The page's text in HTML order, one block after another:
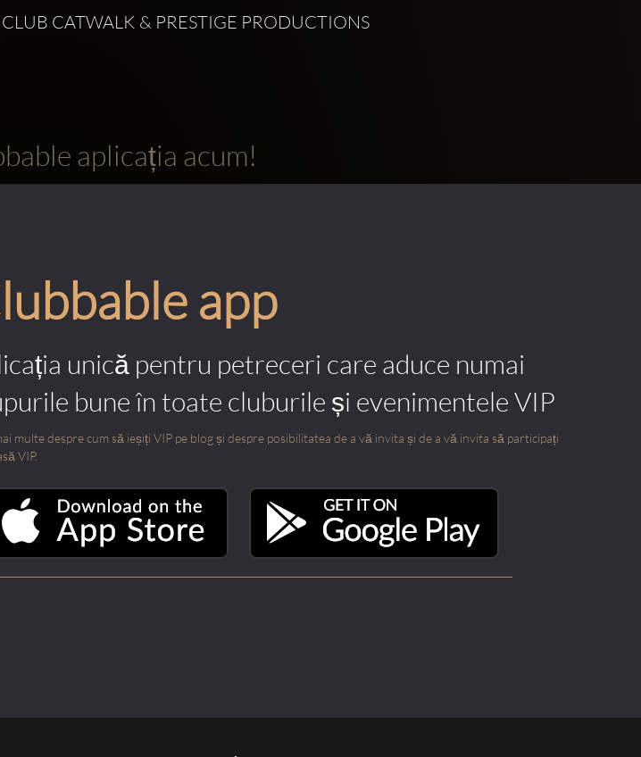
CATWALK & PRESTIGE PRODUCTIONS
aplicația acum!
app
unică pentru petreceri care aduce numai
bune în toate cluburile și evenimentele VIP
multe despre cum să ieșiți VIP pe blog și despre posibilitatea de a vă invita și de a vă invita să participați
VIP.